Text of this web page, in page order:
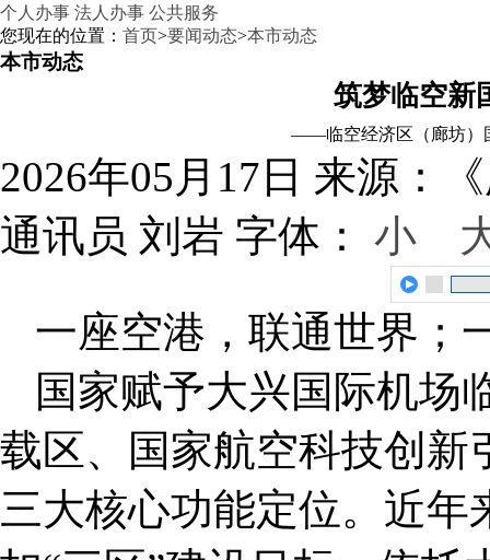
个人办事 法人办事 公共服务
您现在的位置： 首页>要闻动态>本市动态
本市动态
筑梦临空新
——临空经济区（廊坊）
2026年05月17日 来源：
通讯员 刘岩 字体： 小
一座空港，联通世界；
国家赋予大兴国际机场
载区、国家航空科技创新
三大核心功能定位。近